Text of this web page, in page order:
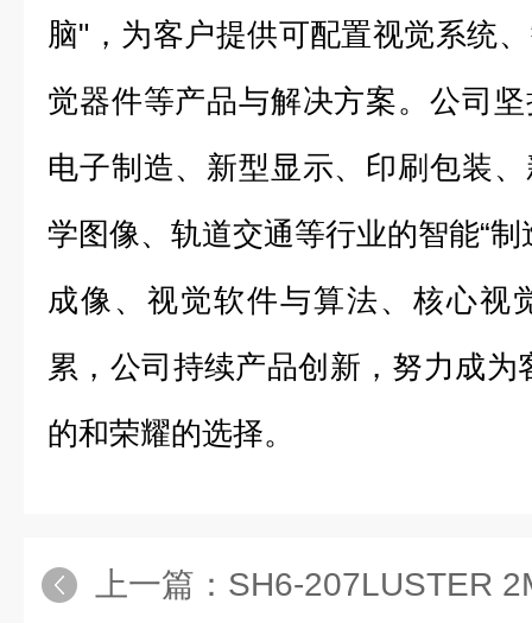
脑"，为客户提供可配置视觉系统
觉器件等产品与解决方案。公司
电子制造、新型显示、印刷包装
学图像、轨道交通等行业的智能“
成像、视觉软件与算法、核心视
累，公司持续产品创新，努力成
的和荣耀的选择。
上一篇： SH6-207LUSTER